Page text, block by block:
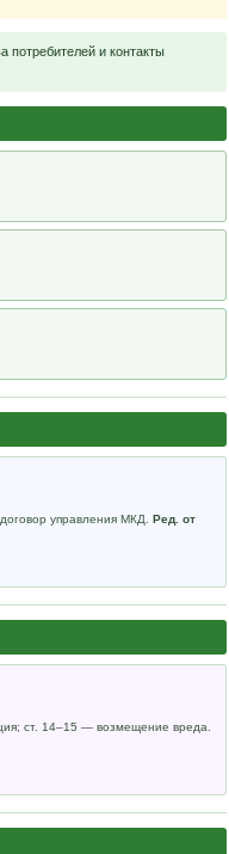
потребителей и контакты
управления МКД. Ред. от
ст. 14–15 — возмещение вреда.